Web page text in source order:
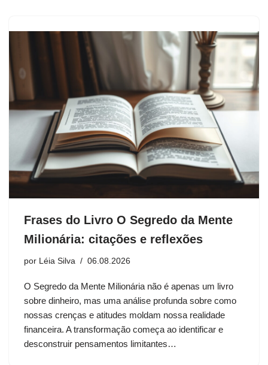
Frases do Livro O Segredo da Mente
Milionária: citações e reflexões
por Léia Silva 06.08.2026
O Segredo da Mente Milionária não é apenas um livro
sobre dinheiro, mas uma análise profunda sobre como
nossas crenças e atitudes moldam nossa realidade
financeira. A transformação começa ao identificar e
desconstruir pensamentos limitantes…